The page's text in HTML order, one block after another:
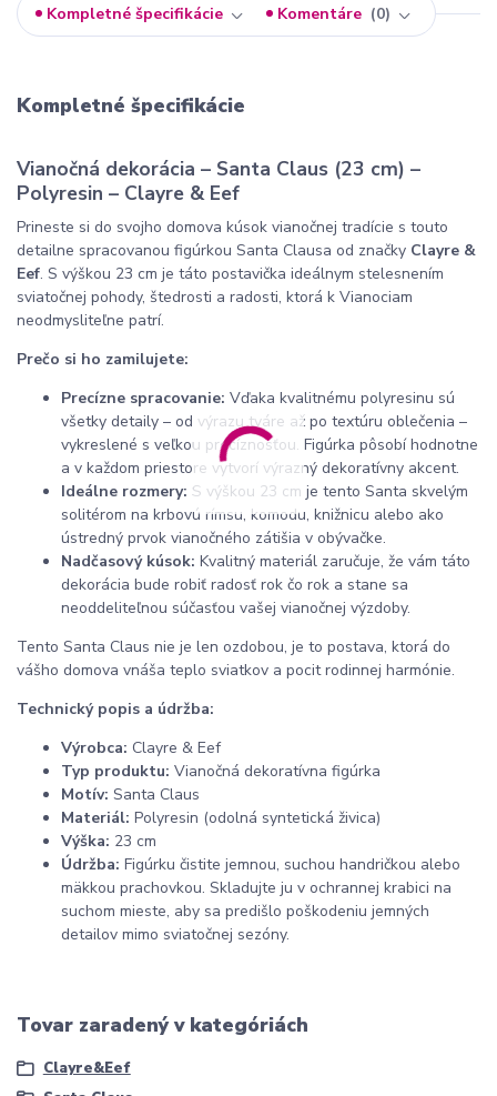
Kompletné špecifikácie Komentáre 0
Kompletné špecifikácie
Vianočná dekorácia – Santa Claus (23 cm) –
Polyresin – Clayre & Eef
Prineste si do svojho domova kúsok vianočnej tradície s touto
detailne spracovanou figúrkou Santa Clausa od značky Clayre &
Eef. S výškou 23 cm je táto postavička ideálnym stelesnením
sviatočnej pohody, štedrosti a radosti, ktorá k Vianociam
neodmysliteľne patrí.
Prečo si ho zamilujete:
Precízne spracovanie: Vďaka kvalitnému polyresinu sú
všetky detaily – od výrazu tváre až po textúru oblečenia –
vykreslené s veľkou precíznosťou. Figúrka pôsobí hodnotne
a v každom priestore vytvorí výrazný dekoratívny akcent.
Ideálne rozmery: S výškou 23 cm je tento Santa skvelým
solitérom na krbovú rímsu, komodu, knižnicu alebo ako
ústredný prvok vianočného zátišia v obývačke.
Nadčasový kúsok: Kvalitný materiál zaručuje, že vám táto
dekorácia bude robiť radosť rok čo rok a stane sa
neoddeliteľnou súčasťou vašej vianočnej výzdoby.
Tento Santa Claus nie je len ozdobou, je to postava, ktorá do
vášho domova vnáša teplo sviatkov a pocit rodinnej harmónie.
Technický popis a údržba:
Výrobca: Clayre & Eef
Typ produktu: Vianočná dekoratívna figúrka
Motív: Santa Claus
Materiál: Polyresin (odolná syntetická živica)
Výška: 23 cm
Údržba: Figúrku čistite jemnou, suchou handričkou alebo
mäkkou prachovkou. Skladujte ju v ochrannej krabici na
suchom mieste, aby sa predišlo poškodeniu jemných
detailov mimo sviatočnej sezóny.
Tovar zaradený v kategóriách
Clayre&Eef